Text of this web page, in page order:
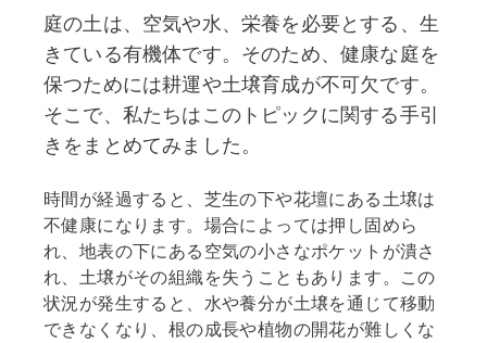
庭の土は、空気や水、栄養を必要とする、生
きている有機体です。そのため、健康な庭を
保つためには耕運や土壌育成が不可欠です。
そこで、私たちはこのトピックに関する手引
きをまとめてみました。
時間が経過すると、芝生の下や花壇にある土壌は
不健康になります。場合によっては押し固めら
れ、地表の下にある空気の小さなポケットが潰さ
れ、土壌がその組織を失うこともあります。この
状況が発生すると、水や養分が土壌を通じて移動
できなくなり、根の成長や植物の開花が難しくな